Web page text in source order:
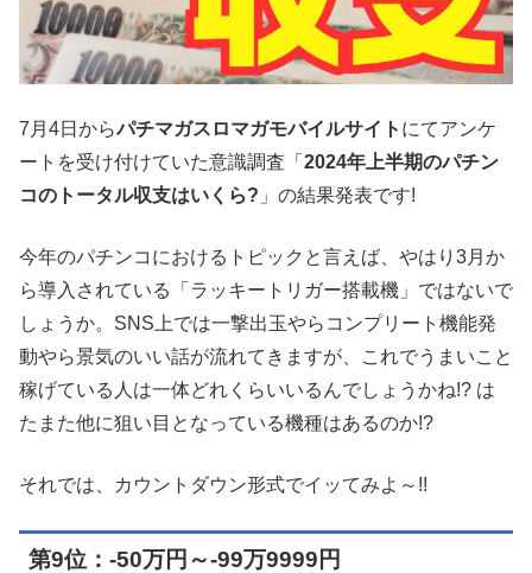
7月4日からパチマガスロマガモバイルサイト にてアンケ
ートを受け付けていた意識調査「 2024年上半期のパチン
コのトータル収支はいくら? 」の結果発表です!
今年のパチンコにおけるトピックと言えば、やはり3月か
ら導入されている「ラッキートリガー搭載機」ではないで
しょうか。SNS上では一撃出玉やらコンプリート機能発
動やら景気のいい話が流れてきますが、これでうまいこと
稼げている人は一体どれくらいいるんでしょうかね!? は
たまた他に狙い目となっている機種はあるのか!?
それでは、カウントダウン形式でイッてみよ～!!
第9位：-50万円～-99万9999円